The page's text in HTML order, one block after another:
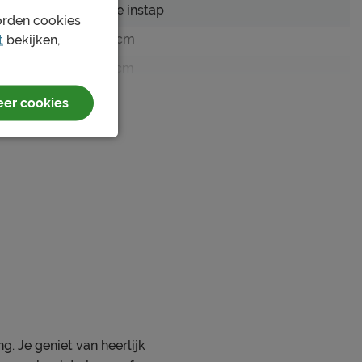
Hoge instap
160 cm
163 x 216 cm
Je geniet van heerlijk
cookies
bekijken,
cookies